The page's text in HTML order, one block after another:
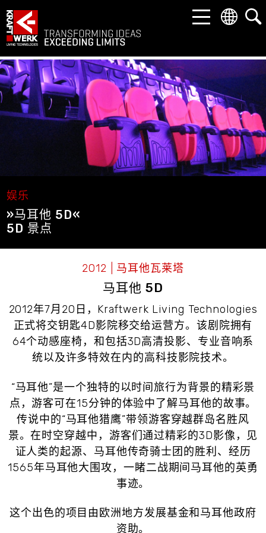
返回
市场
博物馆和展览馆
企业解决方案
建筑
返回
产品
动感技术
沉浸式屏幕
LED 解决方案
返回
公司
资料下载
娱乐
»马耳他 5D«
5D 景点
2012 | 马耳他瓦莱塔
马耳他 5D
2012年7月20日，Kraftwerk Living Technologies
正式将交钥匙4D影院移交给运营方。该剧院拥有
64个动感座椅，和包括3D高清投影、专业音响系
统以及许多特效在内的高科技影院技术。
“马耳他”是一个独特的以时间旅行为背景的精彩景
点，游客可在15分钟的体验中了解马耳他的故事。
传说中的“马耳他猎鹰”带领游客穿越群岛名胜风
景。在时空穿越中，游客们通过精彩的3D影像，见
证人类的起源、马耳他传奇骑士团的胜利、经历
1565年马耳他大围攻，一睹二战期间马耳他的英勇
事迹。
这个出色的项目由欧洲地方发展基金和马耳他政府
资助。